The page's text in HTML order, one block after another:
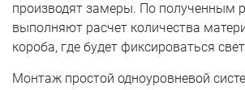
производят замеры. По полученным
выполняют расчет количества
короба, где будет фиксироваться
Монтаж простой одноуровневой